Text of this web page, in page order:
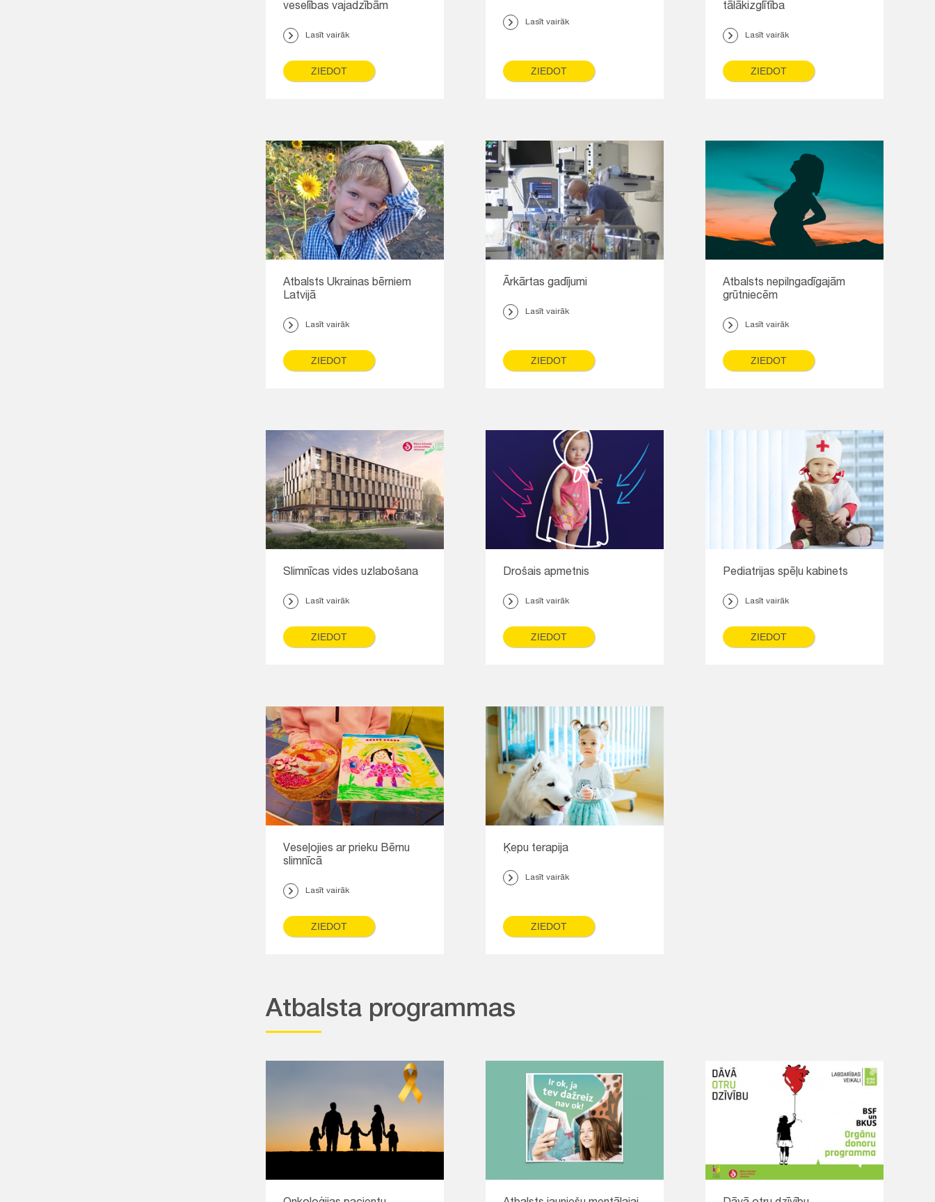
veselības vajadzībām
Lasīt vairāk
ZIEDOT
Lasīt vairāk
ZIEDOT
tālākizglītība
Lasīt vairāk
ZIEDOT
Atbalsts Ukrainas bērniem
Latvijā
Lasīt vairāk
ZIEDOT
Ārkārtas gadījumi
Lasīt vairāk
ZIEDOT
Atbalsts nepilngadīgajām
grūtniecēm
Lasīt vairāk
ZIEDOT
Slimnīcas vides uzlabošana
Lasīt vairāk
ZIEDOT
Drošais apmetnis
Lasīt vairāk
ZIEDOT
Pediatrijas spēļu kabinets
Lasīt vairāk
ZIEDOT
Veseļojies ar prieku Bērnu
slimnīcā
Lasīt vairāk
ZIEDOT
Ķepu terapija
Lasīt vairāk
ZIEDOT
Atbalsta programmas